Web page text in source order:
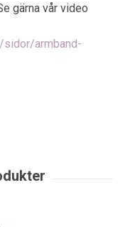
gärna vår video
sidor/armband-